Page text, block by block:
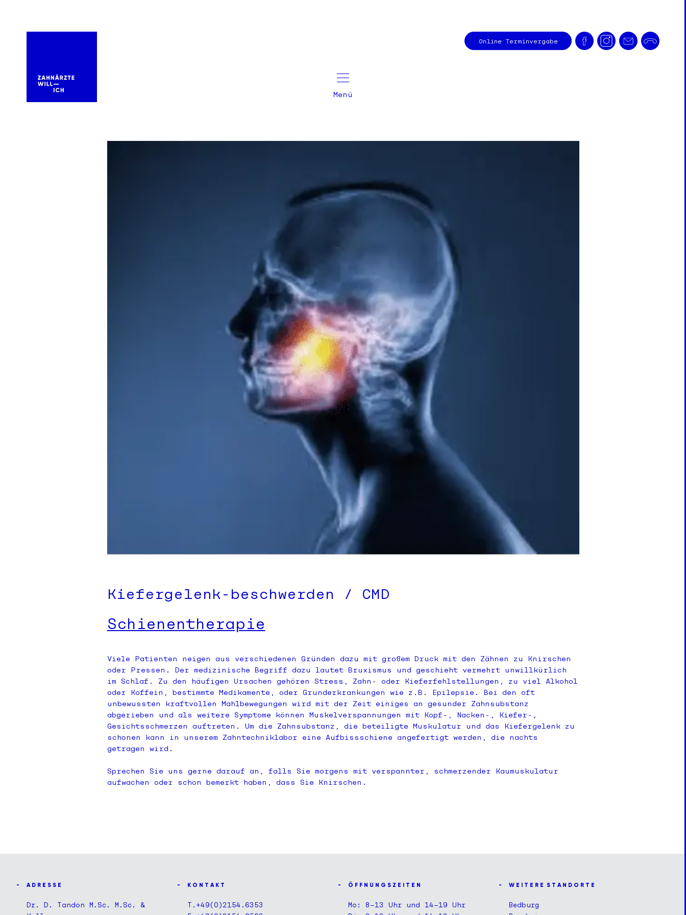
Online Terminvergabe
Kiefergelenk-beschwerden / CMD
Schienentherapie
Viele Patienten neigen aus verschiedenen Gründen dazu mit großem Druck mit den Zähnen zu Knirschen
oder Pressen. Der medizinische Begriff dazu lautet Bruxismus und geschieht vermehrt unwillkürlich
im Schlaf. Zu den häufigen Ursachen gehören Stress, Zahn- oder Kieferfehlstellungen, zu viel Alkohol
oder Koffein, bestimmte Medikamente, oder Grunderkrankungen wie z.B. Epilepsie. Bei den oft
unbewussten kraftvollen Mahlbewegungen wird mit der Zeit einiges an gesunder Zahnsubstanz
abgerieben und als weitere Symptome können Muskelverspannungen mit Kopf-, Nacken-, Kiefer-,
Gesichtsschmerzen auftreten. Um die Zahnsubstanz, die beteiligte Muskulatur und das Kiefergelenk zu
schonen kann in unserem Zahntechniklabor eine Aufbissschiene angefertigt werden, die nachts
getragen wird.
Sprechen Sie uns gerne darauf an, falls Sie morgens mit verspannter, schmerzender Kaumuskulatur
aufwachen oder schon bemerkt haben, dass Sie Knirschen.
A D R E S S E
Dr. D. Tandon M.Sc. M.Sc. &
K O N T A K T
T. +49(0)2154.6353
Ö F F N U N G S Z E I T E N
Mo: 8–13 Uhr und 14–19 Uhr
W E I T E R E S T A N D O R T E
Bedburg